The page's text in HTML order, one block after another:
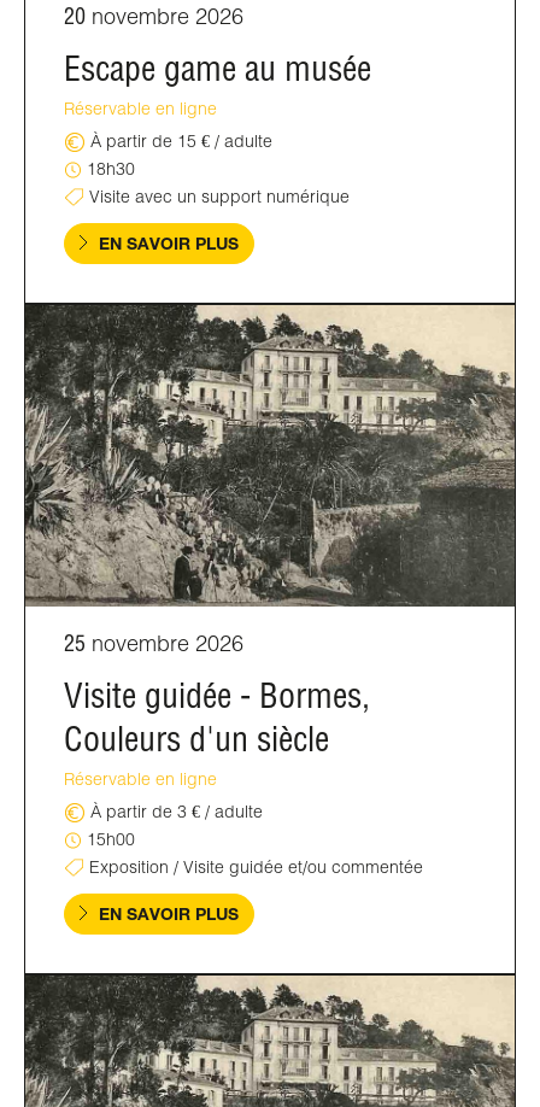
20 novembre 2026
Escape game au musée
Réservable en ligne
À partir de 15 € / adulte
18h30
Visite avec un support numérique
EN SAVOIR PLUS
25 novembre 2026
Visite guidée - Bormes,
Couleurs d'un siècle
Réservable en ligne
À partir de 3 € / adulte
15h00
Exposition / Visite guidée et/ou commentée
EN SAVOIR PLUS